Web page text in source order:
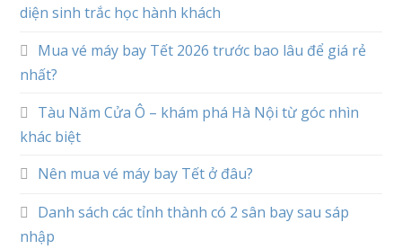
diện sinh trắc học hành khách
Mua vé máy bay Tết 2026 trước bao lâu để giá rẻ
nhất?
Tàu Năm Cửa Ô – khám phá Hà Nội từ góc nhìn
khác biệt
Nên mua vé máy bay Tết ở đâu?
Danh sách các tỉnh thành có 2 sân bay sau sáp
nhập